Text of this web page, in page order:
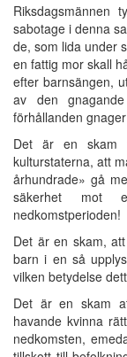
Riksdagsmännen
sabotage i denna
de, som lida under
en fattig mor skall
efter barnsängen,
av den
förhållanden
Det är en skam
kulturstaterna, att
århundrade» gå
säkerhet mot
nedkomstperioden!
Det är en skam,
barn i en så
vilken betydelse
Det är en skam
havande kvinna
nedkomsten,